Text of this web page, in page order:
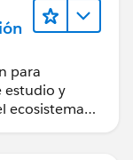
para
estudio y
ecosistema